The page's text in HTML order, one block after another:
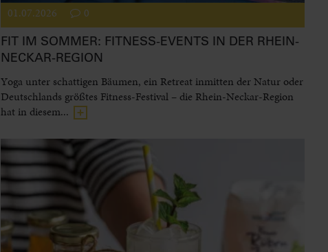
01.07.2026 0
FIT IM SOMMER: FITNESS-EVENTS IN DER RHEIN-
NECKAR-REGION
Yoga unter schattigen Bäumen, ein Retreat inmitten der Natur oder
Deutschlands größtes Fitness-Festival – die Rhein-Neckar-Region
hat in diesem...